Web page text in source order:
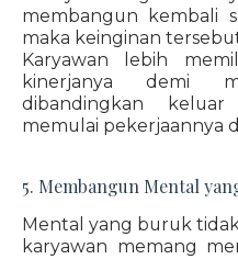
membangun kembali
maka keinginan
Karyawan lebih
kinerjanya demi
dibandingkan
memulai pekerjaannya
5. Membangun Mental
Mental yang buruk
karyawan memang